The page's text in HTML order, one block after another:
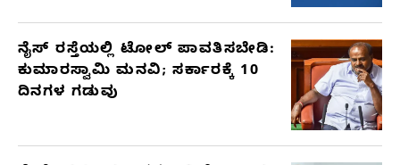
ನೈಸ್ ರಸ್ತೆಯಲ್ಲಿ ಟೋಲ್ ಪಾವತಿಸಬೇಡಿ:
ಕುಮಾರಸ್ವಾಮಿ ಮನವಿ; ಸರ್ಕಾರಕ್ಕೆ 10
ದಿನಗಳ ಗಡುವು